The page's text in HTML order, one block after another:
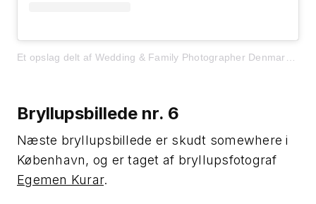
Et opslag delt af Wedding & Family Photographer Denmark (@marinik.dk)
Bryllupsbillede nr. 6
Næste bryllupsbillede er skudt somewhere i
København, og er taget af bryllupsfotograf
Egemen Kurar.